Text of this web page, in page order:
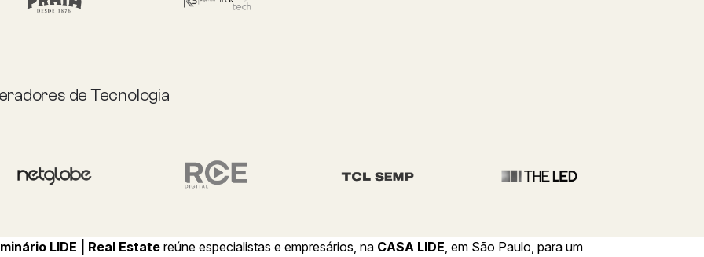
de Tecnologia
LIDE | Real Estate reúne especialistas e empresários, na CASA LIDE, em São Paulo, para um